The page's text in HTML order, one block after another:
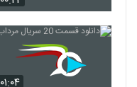
۰۱:۰۴